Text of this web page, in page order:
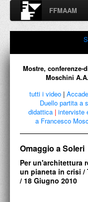
FFMAAM
Fondo Francesco
A.A.M. Architettura
Percorsi, nodi,
FFMAAM
PUBBLICAZIONI
CONFERENZE
Mostre, conferenze-
Moschini
tutti i video |
Duello partita a
didattica | interviste
a Francesco
Omaggio a Soleri
Per un'architettura
un pianeta in crisi /
/ 18 Giugno 2010